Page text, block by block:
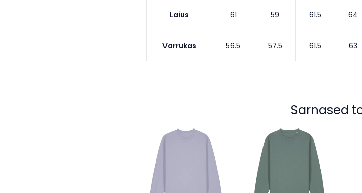
Laius 61 59 61.5 64
Varrukas 56.5 57.5 61.5 63
Sarnased